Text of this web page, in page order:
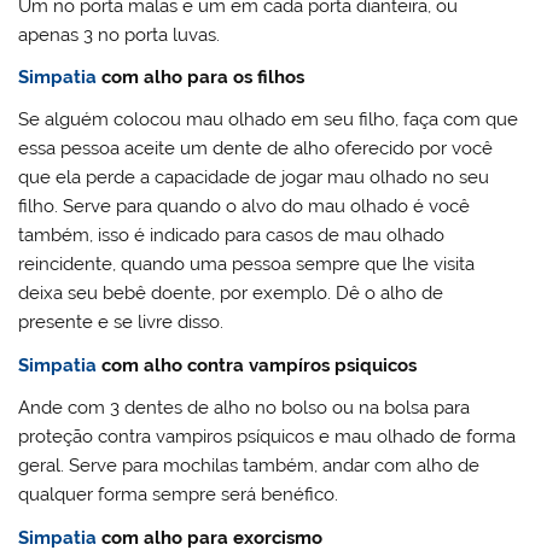
Um no porta malas e um em cada porta dianteira, ou
apenas 3 no porta luvas.
Simpatia com alho para os filhos
Se alguém colocou mau olhado em seu filho, faça com que
essa pessoa aceite um dente de alho oferecido por você
que ela perde a capacidade de jogar mau olhado no seu
filho. Serve para quando o alvo do mau olhado é você
também, isso é indicado para casos de mau olhado
reincidente, quando uma pessoa sempre que lhe visita
deixa seu bebê doente, por exemplo. Dê o alho de
presente e se livre disso.
Simpatia com alho contra vampíros psiquicos
Ande com 3 dentes de alho no bolso ou na bolsa para
proteção contra vampiros psíquicos e mau olhado de forma
geral. Serve para mochilas também, andar com alho de
qualquer forma sempre será benéfico.
Simpatia com alho para exorcismo